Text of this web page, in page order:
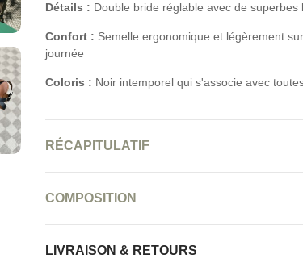
Détails : Double bride réglable avec de superbes
Confort : Semelle ergonomique et légèrement
journée
Coloris : Noir intemporel qui s'associe avec
RÉCAPITULATIF
COMPOSITION
LIVRAISON & RETOURS